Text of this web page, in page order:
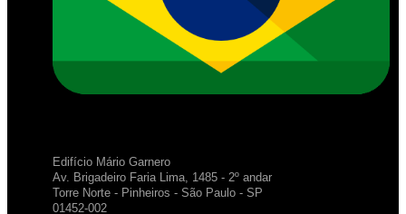
Edifício Mário Garnero
Av. Brigadeiro Faria Lima, 1485 - 2º andar
Torre Norte - Pinheiros - São Paulo - SP
01452-002